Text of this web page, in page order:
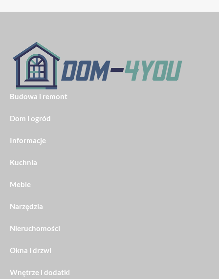
Budowa i remont
Dom i ogród
Informacje
Kuchnia
Meble
Narzędzia
Nieruchomości
Okna i drzwi
Wnętrze i dodatki